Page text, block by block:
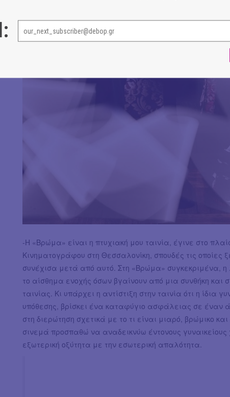
-Η «Βρώμα» είναι η πτυχιακή μου ταινία, έγινε στο
Κινηματογράφου στη Θεσσαλονίκη, σπουδές τις οποίες
συνέχισα μετά από αυτό. Στη «Βρώμα» συγκεκριμένα,
το αίσθημα ενοχής όσων βγαίνουν από μια συνθήκη και
ταινίας. Κι υπάρχει η αντίστιξη στην ταινία ότι η ίδια
υπόθεσης, βρίσκει ένα καταφύγιο ασφάλειας σε έναν
στη διερώτηση σχετικά με το τι είναι μιαρό, βρώμικο
σινεμά προσπαθώ να αναδεικνύω έντονους
εξωτερική οξύτητα με την εσωτερική απαλότητα.